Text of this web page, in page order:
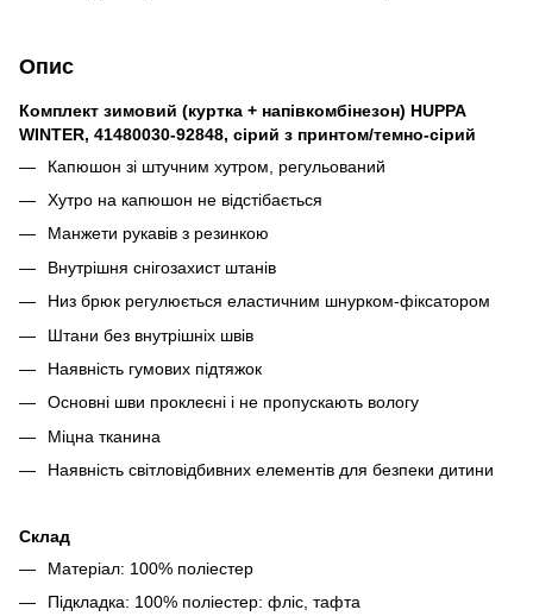
Опис
Комплект зимовий (куртка + напівкомбінезон) HUPPA
WINTER, 41480030-92848, сірий з принтом/темно-сірий
Капюшон зі штучним хутром, регульований
Хутро на капюшон не відстібається
Манжети рукавів з резинкою
Внутрішня снігозахист штанів
Низ брюк регулюється еластичним шнурком-фіксатором
Штани без внутрішніх швів
Наявність гумових підтяжок
Основні шви проклеєні і не пропускають вологу
Міцна тканина
Наявність світловідбивних елементів для безпеки дитини
Склад
Матеріал: 100% поліестер
Підкладка: 100% поліестер: фліс, тафта